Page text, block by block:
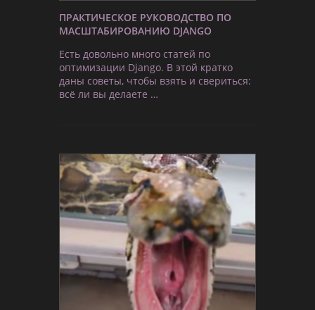
ПРАКТИЧЕСКОЕ РУКОВОДСТВО ПО
МАСШТАБИРОВАНИЮ DJANGO
Есть довольно много статей по
оптимизации Django. В этой кратко
даны советы, чтобы взять и свериться:
всё ли вы делаете …